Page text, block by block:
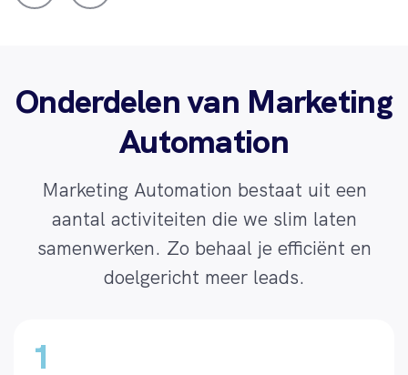
Onderdelen van Marketing
Automation
Marketing Automation bestaat uit een
aantal activiteiten die we slim laten
samenwerken. Zo behaal je efficiënt en
doelgericht meer leads.